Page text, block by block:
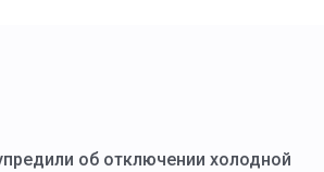
об отключении холодной